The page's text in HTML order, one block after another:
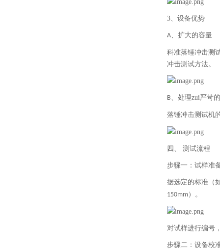
3、设备优势
A、扩大的容量
科准落锤冲击测
冲击测试方法。
B、处理zui严苛
落锤冲击测试机
四、 测试流程
步骤一：试样准
据选定的标准（
150mm）。
对试样进行编号
步骤二：设备校